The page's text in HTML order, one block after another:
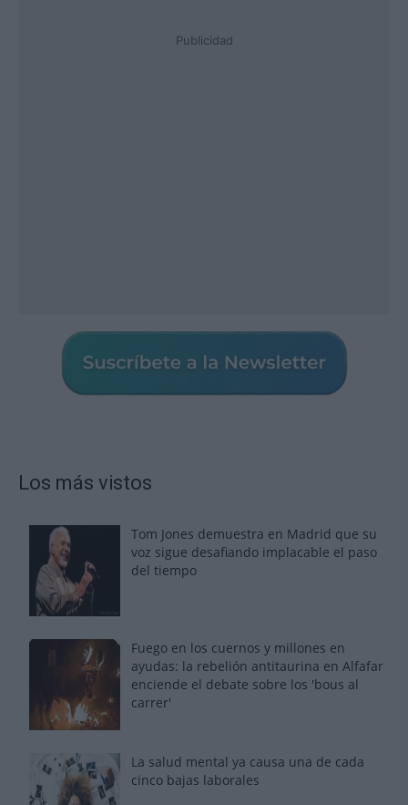
Publicidad
Los más vistos
Tom Jones demuestra en Madrid que su
voz sigue desafiando implacable el paso
del tiempo
Fuego en los cuernos y millones en
ayudas: la rebelión antitaurina en Alfafar
enciende el debate sobre los 'bous al
carrer'
La salud mental ya causa una de cada
cinco bajas laborales